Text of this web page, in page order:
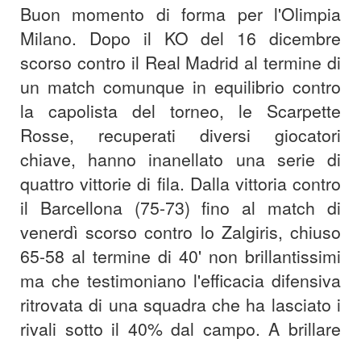
Buon momento di forma per l'Olimpia
Milano. Dopo il KO del 16 dicembre
scorso contro il Real Madrid al termine di
un match comunque in equilibrio contro
la capolista del torneo, le Scarpette
Rosse, recuperati diversi giocatori
chiave, hanno inanellato una serie di
quattro vittorie di fila. Dalla vittoria contro
il Barcellona (75-73) fino al match di
venerdì scorso contro lo Zalgiris, chiuso
65-58 al termine di 40' non brillantissimi
ma che testimoniano l'efficacia difensiva
ritrovata di una squadra che ha lasciato i
rivali sotto il 40% dal campo. A brillare